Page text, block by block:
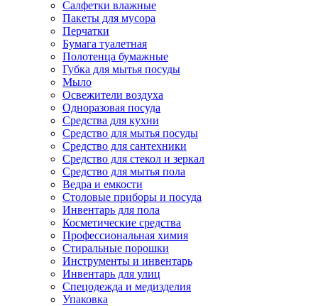
Салфетки влажные
Пакеты для мусора
Перчатки
Бумага туалетная
Полотенца бумажные
Губка для мытья посуды
Мыло
Освежители воздуха
Одноразовая посуда
Средства для кухни
Средство для мытья посуды
Средство для сантехники
Средство для стекол и зеркал
Средство для мытья пола
Ведра и емкости
Столовые приборы и посуда
Инвентарь для пола
Косметические средства
Профессиональная химия
Стиральные порошки
Инструменты и инвентарь
Инвентарь для улиц
Спецодежда и медизделия
Упаковка